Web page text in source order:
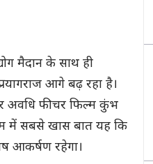
मैदान के साथ ही
आगे बढ़ रहा है।
अवधि फीचर फिल्म कुंभ
में सबसे खास बात यह कि
आकर्षण रहेगा।